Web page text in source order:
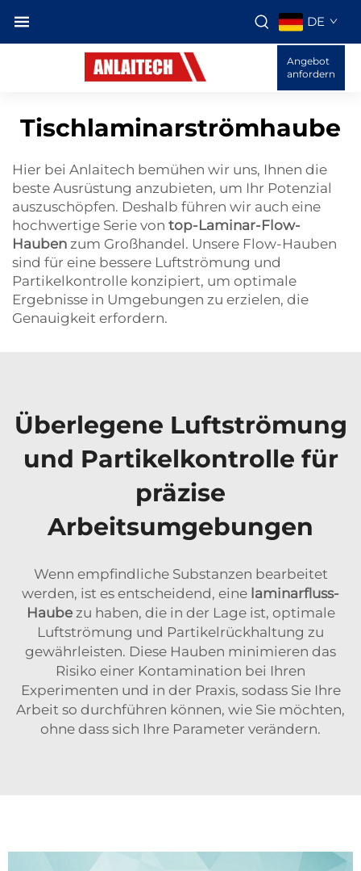
DE
Angebot
anfordern
Tischlaminarströmhaube
Hier bei Anlaitech bemühen wir uns, Ihnen die
beste Ausrüstung anzubieten, um Ihr Potenzial
auszuschöpfen. Deshalb führen wir auch eine
hochwertige Serie von top-Laminar-Flow-
Hauben zum Großhandel. Unsere Flow-Hauben
sind für eine bessere Luftströmung und
Partikelkontrolle konzipiert, um optimale
Ergebnisse in Umgebungen zu erzielen, die
Genauigkeit erfordern.
Überlegene Luftströmung
und Partikelkontrolle für
präzise
Arbeitsumgebungen
Wenn empfindliche Substanzen bearbeitet
werden, ist es entscheidend, eine laminarfluss-
Haube zu haben, die in der Lage ist, optimale
Luftströmung und Partikelrückhaltung zu
gewährleisten. Diese Hauben minimieren das
Risiko einer Kontamination bei Ihren
Experimenten und in der Praxis, sodass Sie Ihre
Arbeit so durchführen können, wie Sie möchten,
ohne dass sich Ihre Parameter verändern.